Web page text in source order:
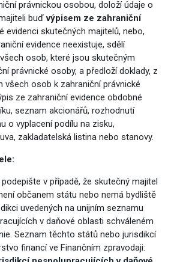
právnickou osobou, doloží údaje o
buďvýpisem ze zahraniční
evidenci skutečných majitelů, nebo,
evidence neexistuje, sdělí
osob, které jsou skutečným
právnické osoby, a předloží doklady, z
všech osob k zahraniční právnické
ze zahraniční evidence obdobné
seznam akcionářů, rozhodnutí
o vyplacení podílu na zisku,
zakladatelská listina nebo stanovy.
v případě, že skutečný majitel
občanem státu nebo nemá bydliště
uvedených na unijním seznamu
v daňové oblasti schváleném
Seznam těchto států nebo jurisdikcí
financí ve Finančním zpravodaji: